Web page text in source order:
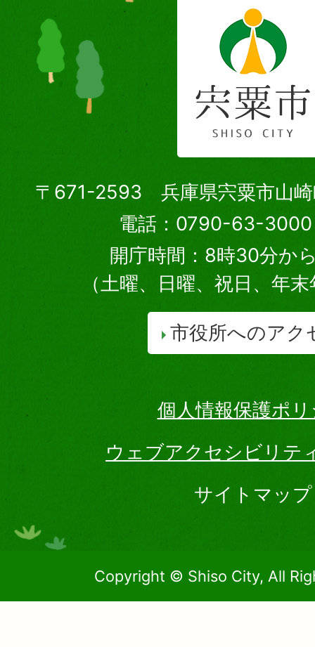
〒671-2593 兵庫県宍粟市山崎
電話：0790-63-3000
開庁時間：8時30分か
（土曜、日曜、祝日、年
市役所へのアク
個人情報保護ポ
ウェブアクセシビリテ
サイトマップ
Copyright © Shiso City, All